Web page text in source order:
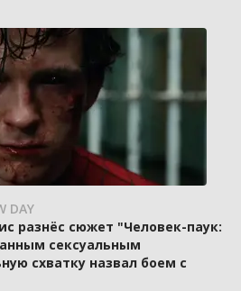
DAY
разнёс сюжет "Человек-паук:
сексуальным
схватку назвал боем с